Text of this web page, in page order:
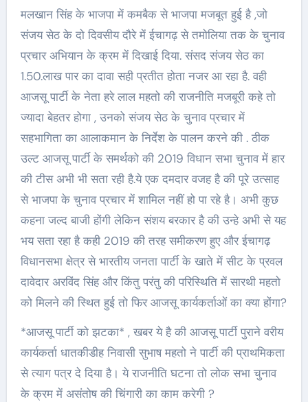
मलखान सिंह के भाजपा में कमबैक से भाजपा मजबूत हुई है ,जो
संजय सेठ के दो दिवसीय दौरे में ईचागढ़ से तमोलिया तक के चुनाव
प्रचार अभियान के क्रम में दिखाई दिया. संसद संजय सेठ का
1.50.लाख पार का दावा सही प्रतीत होता नजर आ रहा है. वही
आजसू पार्टी के नेता हरे लाल महतो की राजनीति मजबूरी कहे तो
ज्यादा बेहतर होगा , उनको संजय सेठ के चुनाव प्रचार में
सहभागिता का आलाकमान के निर्देश के पालन करने की . ठीक
उल्ट आजसू पार्टी के समर्थको की 2019 विधान सभा चुनाव में हार
की टीस अभी भी सता रही है.ये एक दमदार वजह है की पूरे उत्साह
से भाजपा के चुनाव प्रचार में शामिल नहीं हो पा रहे है। अभी कुछ
कहना जल्द बाजी होंगी लेकिन संशय बरकार है की उन्हे अभी से यह
भय सता रहा है कही 2019 की तरह समीकरण हुए और ईचागढ़
विधानसभा क्षेत्र से भारतीय जनता पार्टी के खाते में सीट के प्रवल
दावेदार अरविंद सिंह और किंतु परंतु की परिस्थिति में सारथी महतो
को मिलने की स्थित हुई तो फिर आजसू कार्यकर्ताओं का क्या होंगा?
*आजसू पार्टी को झटका* , खबर ये है की आजसू पार्टी पुराने वरीय
कार्यकर्ता धातकीडीह निवासी सुभाष महतो ने पार्टी की प्राथमिकता
से त्याग पत्र दे दिया है। ये राजनीति घटना तो लोक सभा चुनाव
के क्रम में असंतोष की चिंगारी का काम करेगी ?